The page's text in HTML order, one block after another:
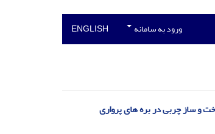
ورود به سامانه ENGLISH